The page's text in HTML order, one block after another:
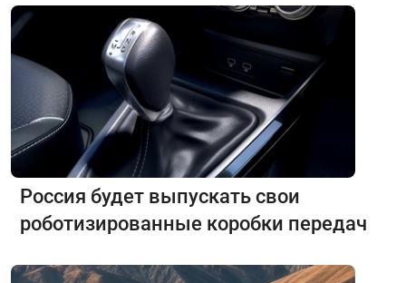
Россия будет выпускать свои
роботизированные коробки передач